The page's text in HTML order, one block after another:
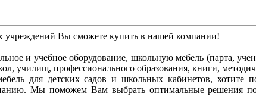
учреждений Вы сможете купить в нашей компании!
и учебное оборудование, школьную мебель (парта,
училищ, профессионального образования, книги,
для детских садов и школьных кабинетов,
Мы поможем Вам выбрать оптимальные решения